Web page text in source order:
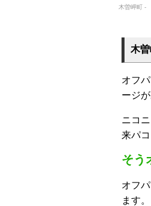
木曽岬町 -
木
オフ
ージ
ニコ
来パ
そう
オフ
ます